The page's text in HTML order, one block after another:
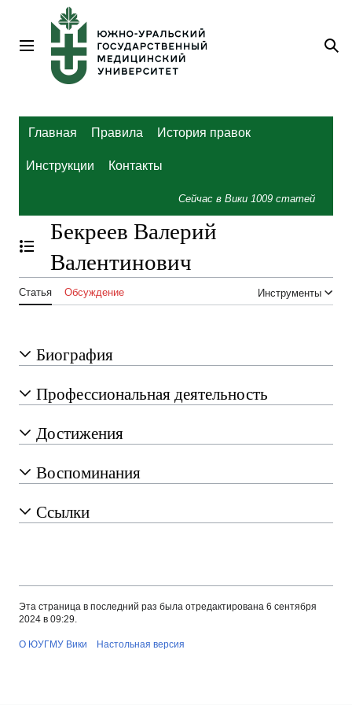
содержанию
Главное меню
Главная Правила История правок
Инструкции Контакты
Сейчас в Вики 1009 статей
Отобразить/Скрыть содержание
Бекреев Валерий
Валентинович
Статья Обсуждение Инструменты
Биография
Профессиональная деятельность
Достижения
Воспоминания
Ссылки
Эта страница в последний раз была отредактирована 6 сентября
2024 в 09:29.
О ЮУГМУ Вики Настольная версия